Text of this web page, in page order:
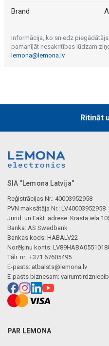
Brand
Informācija, ko sniedz
pamanījāt nesakritības lūdzam
lemona@lemona.lv.
Ritināt
SIA "Lemona Latvija"
Reģistrācijas Nr.: 40003952958
PVN maksātāja Nr.: LV40003952958
Jurid. un Fakt. adrese: Krasta iela
Banka: AS Swedbank
Bankas kods: HABALV22
Norēķinu konts:
Tālr. nr.: +371 67605495
E-pasts: atbalsts@lemona.lv
E-pasts biznesam:
PAR LEMONA